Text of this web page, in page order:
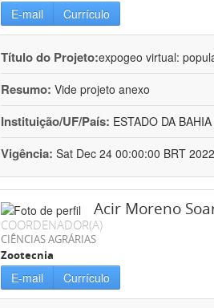
E-mail Currículo
Título do Projeto:expogeo virtual:
Resumo: Vide projeto anexo
Instituição/UF/País: ESTADO DA
Vigência: Sat Dec 24 00:00:00 BRT
Acir Moreno
COORDENADOR(A)
CIÊNCIAS AGRÁRIAS
Zootecnia
E-mail Currículo